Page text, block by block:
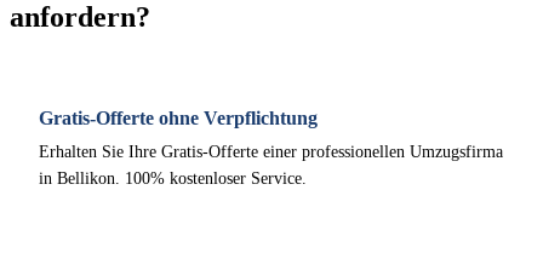
anfordern?
Gratis-Offerte ohne Verpflichtung
Erhalten Sie Ihre Gratis-Offerte einer professionellen Umzugsfirma
in Bellikon. 100% kostenloser Service.